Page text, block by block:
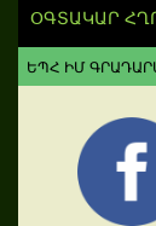
ՕԳՏԱԿԱՐ
ԵՊՀ ԻՄ